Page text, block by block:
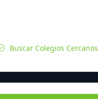
Buscar Colegios Cercanos